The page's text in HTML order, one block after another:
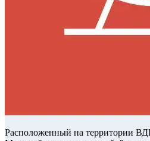
Расположенный на территории